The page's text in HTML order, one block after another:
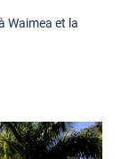
Waimea et la